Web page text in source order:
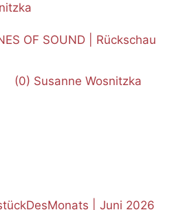
OF SOUND | Rückschau
(0) Susanne Wosnitzka
| Juni 2026